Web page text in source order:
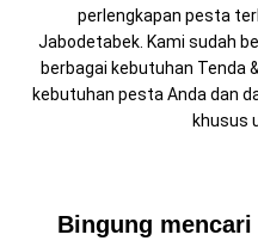
perlengkapan pesta
Jabodetabek. Kami sudah
berbagai kebutuhan Tenda
kebutuhan pesta Anda dan
khusus
Bingung mencari